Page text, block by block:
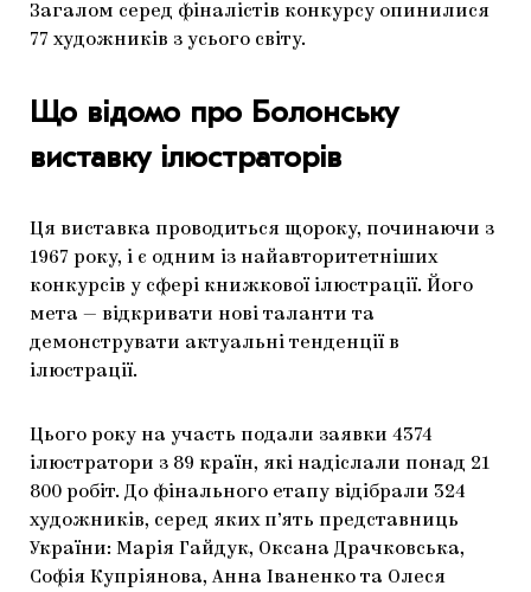
Загалом серед фіналістів конкурсу опинилися
77 художників з усього світу.
Що відомо про Болонську
виставку ілюстраторів
Ця виставка проводиться щороку, починаючи з
1967 року, і є одним із найавторитетніших
конкурсів у сфері книжкової ілюстрації. Його
мета — відкривати нові таланти та
демонструвати актуальні тенденції в
ілюстрації.
Цього року на участь подали заявки 4374
ілюстратори з 89 країн, які надіслали понад 21
800 робіт. До фінального етапу відібрали 324
художників, серед яких п’ять представниць
України: Марія Гайдук, Оксана Драчковська,
Софія Купріянова, Анна Іваненко та Олеся